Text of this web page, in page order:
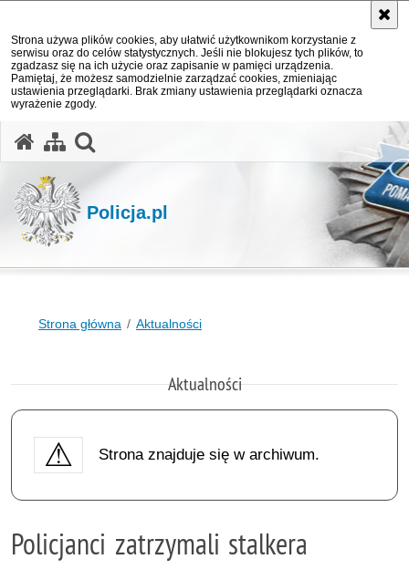
Strona używa plików cookies, aby ułatwić użytkownikom korzystanie z
serwisu oraz do celów statystycznych. Jeśli nie blokujesz tych plików, to
zgadzasz się na ich użycie oraz zapisanie w pamięci urządzenia.
Pamiętaj, że możesz samodzielnie zarządzać cookies, zmieniając
ustawienia przeglądarki. Brak zmiany ustawienia przeglądarki oznacza
wyrażenie zgody.
Policja.pl
Strona główna Aktualności
Aktualności
Strona znajduje się w archiwum.
Policjanci zatrzymali stalkera